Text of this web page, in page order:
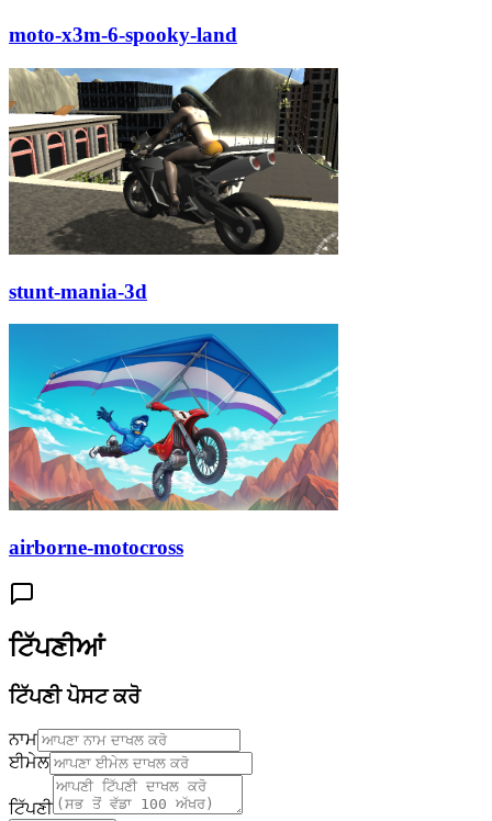
moto-x3m-6-spooky-land
stunt-mania-3d
airborne-motocross
ਟਿੱਪਣੀਆਂ
ਟਿੱਪਣੀ ਪੋਸਟ ਕਰੋ
ਨਾਮ
ਈਮੇਲ
ਟਿੱਪਣੀ